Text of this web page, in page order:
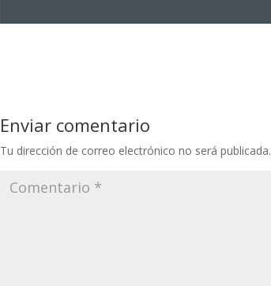
Enviar comentario
Tu dirección de correo electrónico no será publicada.